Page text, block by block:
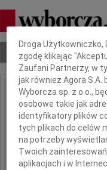
Nekrologi Odeszli
IMIĘ I NAZWISKO:
REGION:
DATA EMISJI:
Dbamy o Twoją
Droga Użytkowniczko,
zgodę klikając
Zaufani Partnerzy, w
jak również Agora S.A.
Wyborcza sp. z o.o.,
osobowe takie jak
identyfikatory plików
tych plikach do celów
na potrzeby
Twoich
aplikacjach i w